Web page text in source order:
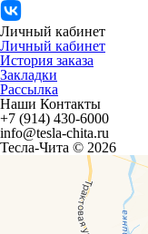
Личный кабинет
Личный кабинет
История заказа
Закладки
Рассылка
Наши Контакты
+7 (914) 430-6000
info@tesla-chita.ru
Тесла-Чита © 2026